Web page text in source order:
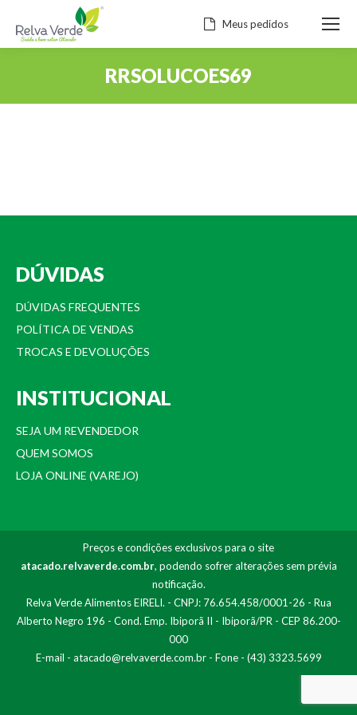
Meus pedidos
RRSOLUCOES69
DÚVIDAS
DÚVIDAS FREQUENTES
POLÍTICA DE VENDAS
TROCAS E DEVOLUÇÕES
INSTITUCIONAL
SEJA UM REVENDEDOR
QUEM SOMOS
LOJA ONLINE (VAREJO)
Preços e condições exclusivos para o site
atacado.relvaverde.com.br, podendo sofrer alterações sem prévia
notificação.
Relva Verde Alimentos EIRELI. - CNPJ: 76.654.458/0001-26 - Rua
Alberto Negro 196 - Cond. Emp. Ibiporã II - Ibiporã/PR - CEP 86.200-
000
E-mail - atacado@relvaverde.com.br- Fone - (43) 3323.5699